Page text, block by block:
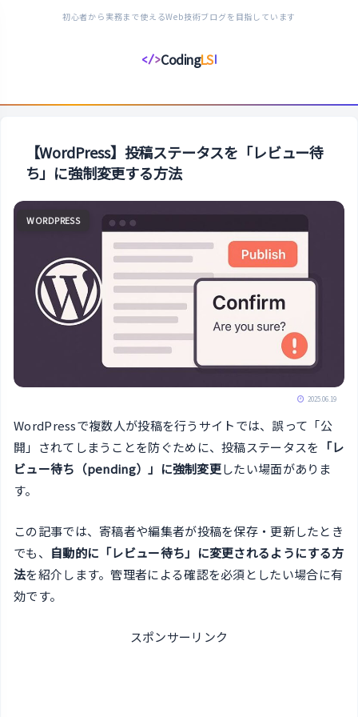
初心者から実務まで使えるWeb技術ブログを目指しています
</>CodingLS
コ
デ
ン
グ
フ
ス
タ
イ
ル
【WordPress】投稿ステータスを「レビュー待
ち」に強制変更する方法
WORDPRESS
2025.06.19
WordPressで複数人が投稿を行うサイトでは、誤って「公
開」されてしまうことを防ぐために、投稿ステータスを 「レ
ビュー待ち（pending）」に強制変更したい場面がありま
す。
この記事では、寄稿者や編集者が投稿を保存・更新したとき
でも、 自動的に「レビュー待ち」に変更されるようにする方
法を紹介します。管理者による確認を必須としたい場合に有
効です。
スポンサーリンク